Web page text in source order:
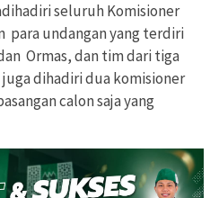
seluruh Komisioner
para undangan yang terdiri
Ormas, dan tim dari tiga
juga dihadiri dua komisioner
calon saja yang